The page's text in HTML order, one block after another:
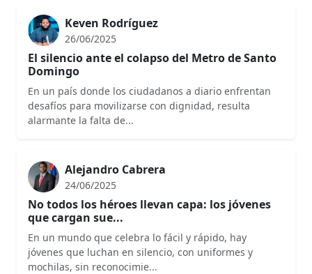
Keven Rodríguez
26/06/2025
El silencio ante el colapso del Metro de Santo
Domingo
En un país donde los ciudadanos a diario enfrentan
desafíos para movilizarse con dignidad, resulta
alarmante la falta de...
Alejandro Cabrera
24/06/2025
No todos los héroes llevan capa: los jóvenes
que cargan sue...
En un mundo que celebra lo fácil y rápido, hay
jóvenes que luchan en silencio, con uniformes y
mochilas, sin reconocimie...